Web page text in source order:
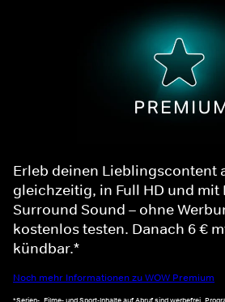
Erleb deinen Lieblingscontent
gleichzeitig, in Full HD und mit
Surround Sound – ohne
kostenlos testen. Danach 6 €
kündbar.*
Noch mehr Informationen zu WOW Premium